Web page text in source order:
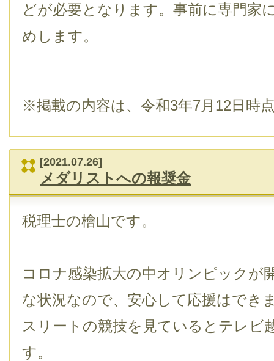
どが必要となります。事前に専門家
めします。
※掲載の内容は、令和3年7月12日時
[2021.07.26]
メダリストへの報奨金
税理士の檜山です。
コロナ感染拡大の中オリンピックが
な状況なので、安心して応援はでき
スリートの競技を見ているとテレビ
す。